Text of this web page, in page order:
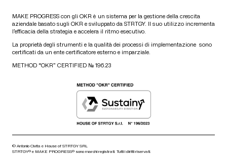
MAKE PROGRESS con gli OKR è un sistema per la gestione della crescita
aziendale basato sugli OKR e sviluppato da STRTGY. Il suo utilizzo incrementa
l’efficacia della strategia e accelera il ritmo esecutivo.
La proprietà degli strumenti e la qualità dei processi di implementazione sono
certificati da un ente certificatore esterno e imparziale.
METHOD “OKR” CERTIFIED № 196.23
© Antonio Civita e House of STRTGY SRL
STRTGY® e MAKE PROGRESS® sono marchi registrati. Tutti i diritti riservati.